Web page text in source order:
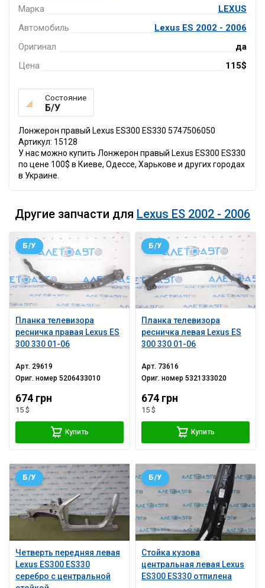
Марка
LEXUS
Автомобиль
Lexus ES 2002 - 2006
Оригинал
да
Цена
115$
Состояние
Б/У
Лонжерон правый Lexus ES300 ES330 5747506050
Артикул: 15128
У нас можно купить Лонжерон правый Lexus ES300 ES330
по цене 100$ в Киеве, Одессе, Харькове и других городах
в Украине.
Другие запчасти для Lexus ES 2002 - 2006
Планка телевизора
ресничка правая Lexus ES
300 330 01-06
Б/У
Арт. 29619
Ориг. номер5206433010
674 грн
15 $
Купить
Планка телевизора
ресничка левая Lexus ES
300 330 01-06
Б/У
Арт. 73616
Ориг. номер5321333020
674 грн
15 $
Купить
Четверть передняя левая
Lexus ES300 ES330
серебро с центральной
Б/У
Стойка кузова
центральная левая Lexus
ES300 ES330 отпилена
Б/У